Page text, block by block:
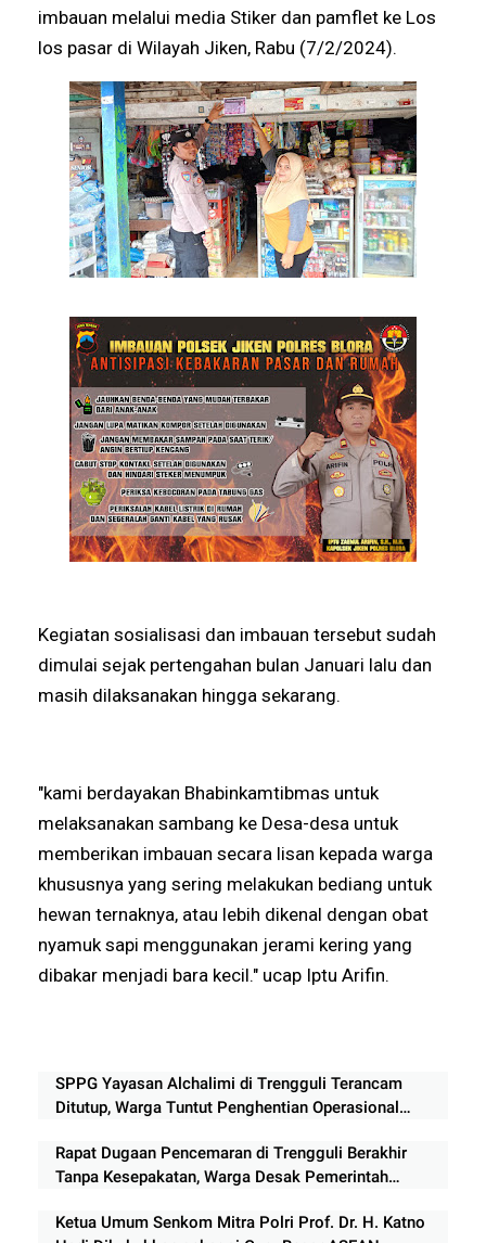
imbauan melalui media Stiker dan pamflet ke Los
los pasar di Wilayah Jiken, Rabu (7/2/2024).
Kegiatan sosialisasi dan imbauan tersebut sudah
dimulai sejak pertengahan bulan Januari lalu dan
masih dilaksanakan hingga sekarang.
"kami berdayakan Bhabinkamtibmas untuk
melaksanakan sambang ke Desa-desa untuk
memberikan imbauan secara lisan kepada warga
khususnya yang sering melakukan bediang untuk
hewan ternaknya, atau lebih dikenal dengan obat
nyamuk sapi menggunakan jerami kering yang
dibakar menjadi bara kecil." ucap Iptu Arifin.
SPPG Yayasan Alchalimi di Trengguli Terancam
Ditutup, Warga Tuntut Penghentian Operasional
Rapat Dugaan Pencemaran di Trengguli Berakhir
Tanpa Kesepakatan, Warga Desak Pemerintah
Ketua Umum Senkom Mitra Polri Prof. Dr. H. Katno